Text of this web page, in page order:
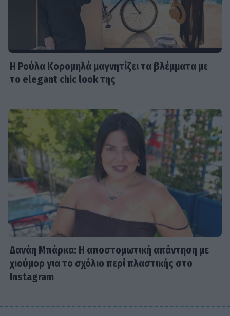
Η Ρούλα Κορομηλά μαγνητίζει τα βλέμματα με
το elegant chic look της
Δανάη Μπάρκα: Η αποστομωτική απάντηση με
χιούμορ για το σχόλιο περί πλαστικής στο
Instagram